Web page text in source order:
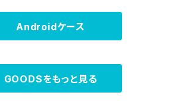
Androidケース
GOODSをもっと見る